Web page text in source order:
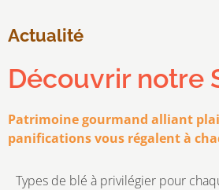
Actualité
Découvrir notre
Patrimoine gourmand alliant
panifications vous régalent à
Types de blé à privilégier pour